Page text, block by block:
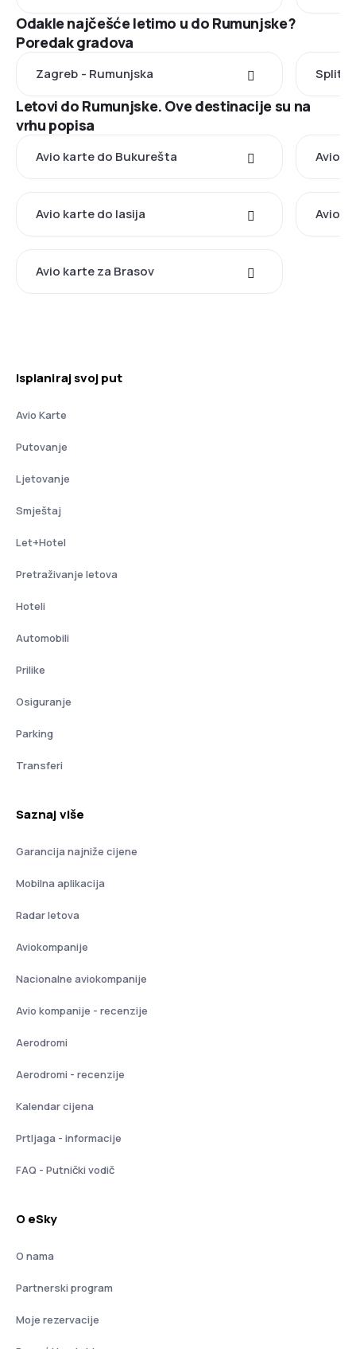
Odakle najčešće letimo u do Rumunjske?
Poredak gradova
Zagreb - Rumunjska Split -
Letovi do Rumunjske. Ove destinacije su na
vrhu popisa
Avio karte do Bukurešta Avio
Avio karte do Iasija Avio
Avio karte za Brasov
Isplaniraj svoj put
Avio Karte
Putovanje
Ljetovanje
Smještaj
Let+Hotel
Pretraživanje letova
Hoteli
Automobili
Prilike
Osiguranje
Parking
Transferi
Saznaj više
Garancija najniže cijene
Mobilna aplikacija
Radar letova
Aviokompanije
Nacionalne aviokompanije
Avio kompanije - recenzije
Aerodromi
Aerodromi - recenzije
Kalendar cijena
Prtljaga - informacije
FAQ - Putnički vodič
O eSky
O nama
Partnerski program
Moje rezervacije